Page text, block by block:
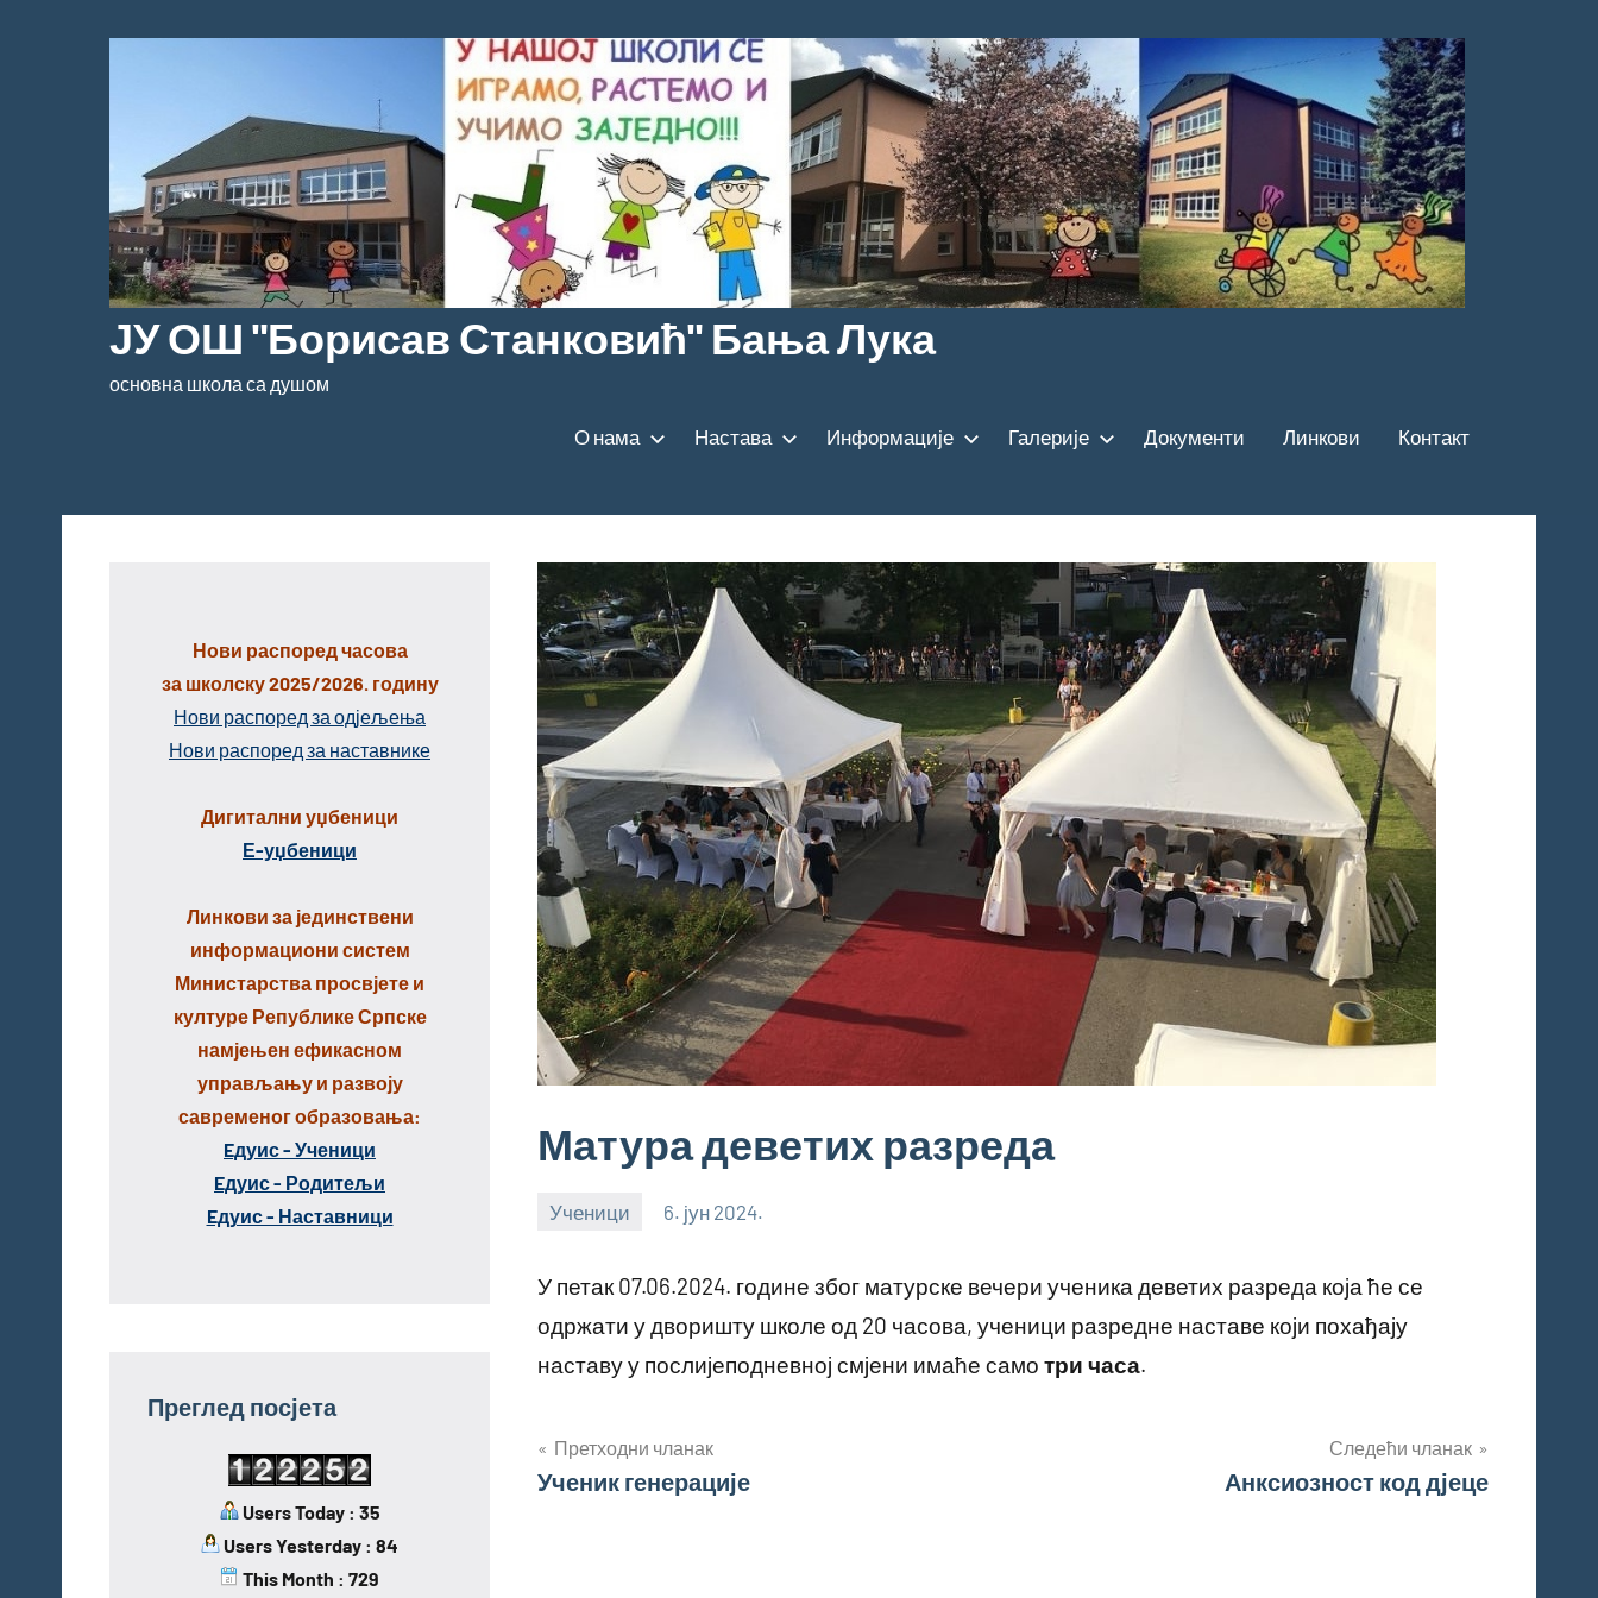
ЈУ ОШ "Борисав Станковић" Бања Лука
основна школа са душом
О нама Настава Информације Галерије Документи Линкови Контакт
Матура деветих разреда
Ученици 6. јун 2024.
bstankovic
У петак 07.06.2024. године због матурске вечери ученика деветих разреда која ће се
одржати у дворишту школе од 20 часова, ученици разредне наставе који похађају
наставу у послијеподневној смјени имаће само три часа.
Кретање
чланка
Претходни чланак
Ученик генерације
Следећи чланак
Анксиозност код дјеце
Нови распоред часова
за школску 2025/2026. годину
Нови распоред за одјељења
Нови распоред за наставнике
Дигитални уџбеници
Е-уџбеници
Линкови за јединствени
информациони систем
Министарства просвјете и
културе Републике Српске
намјењен ефикасном
управљању и развоју
савременог образовања:
Eдуис - Ученици
Eдуис - Родитељи
Eдуис - Наставници
Преглед посјета
Users Today : 35
Users Yesterday : 84
This Month : 729